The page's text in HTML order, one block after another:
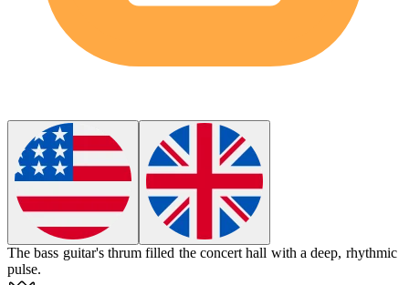
The bass guitar's thrum filled the concert hall with a deep, rhythmic
pulse.